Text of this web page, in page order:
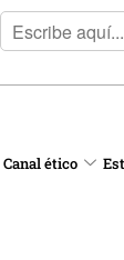
Canal ético